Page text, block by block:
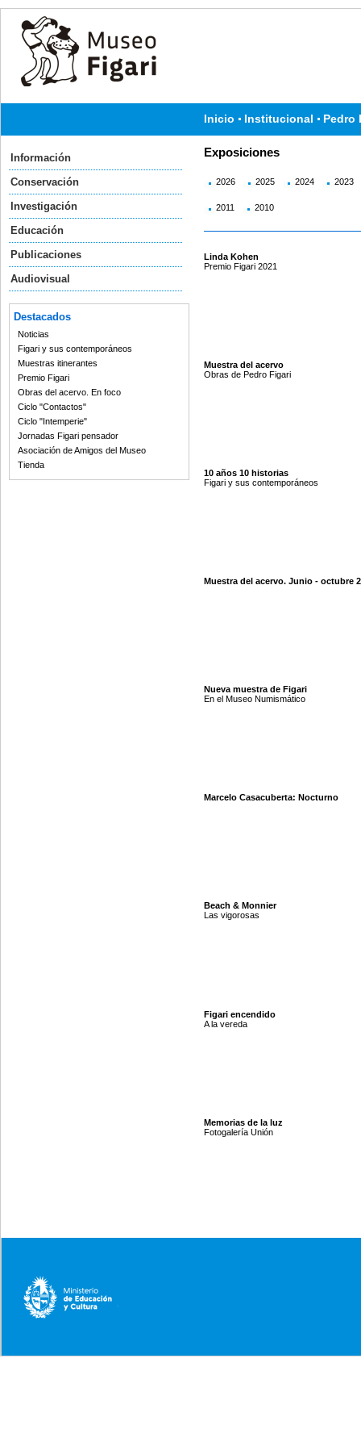
Inicio Institucional Pedro
Información
Conservación
Investigación
Educación
Publicaciones
Audiovisual
Destacados
Noticias
Figari y sus contemporáneos
Muestras itinerantes
Premio Figari
Obras del acervo. En foco
Ciclo "Contactos"
Ciclo "Intemperie"
Jornadas Figari pensador
Asociación de Amigos del Museo
Tienda
Exposiciones
2026 2025 2024 2023
2011 2010
Linda Kohen
Premio Figari 2021
Muestra del acervo
Obras de Pedro Figari
10 años 10 historias
Figari y sus contemporáneos
Muestra del acervo. Junio - octubre
Nueva muestra de Figari
En el Museo Numismático
Marcelo Casacuberta: Nocturno
Beach & Monnier
Las vigorosas
Figari encendido
A la vereda
Memorias de la luz
Fotogalería Unión